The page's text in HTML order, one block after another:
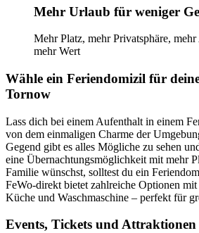
Mehr Urlaub für weniger
Mehr Platz, mehr Privatsphäre,
mehr Wert
Wähle ein Feriendomizil für
Tornow
Lass dich bei einem Aufenthalt in einem
von dem einmaligen Charme der
Gegend gibt es alles Mögliche zu sehen
eine Übernachtungsmöglichkeit mit mehr
Familie wünschst, solltest du ein
FeWo-direkt bietet zahlreiche Optionen mit
Küche und Waschmaschine – perfekt für
Events, Tickets und